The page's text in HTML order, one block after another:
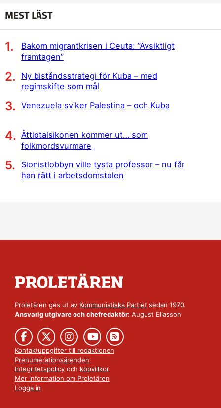
MEST LÄST
Bakom migrantkrisen i Ceuta: ”Avsiktligt
framtagen”
Ny biståndsstrategi för Kuba – med
regimskifte som mål
Venezuela sviker Palestina – och Kuba
Åttiotalsikonen kommer ut… som
folkmordsvurmare
Sionistlobbyn ville tysta professor – nu får
han rätt i arbetsdomstolen
Proletären ges ut av Kommunistiska Partiet sedan 1970.
Ansvarig utgivare och chefredaktör: August Eliasson
Kontaktuppgifter till redaktionen
Prenumerationsärenden
Integritetspolicy och köpvillkor
Mer information om Proletären
Logga in